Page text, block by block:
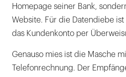
Homepage seiner Bank,
Website. Für die Datendiebe ist
das Kundenkonto per
Genauso mies ist die Masche
Telefonrechnung. Der